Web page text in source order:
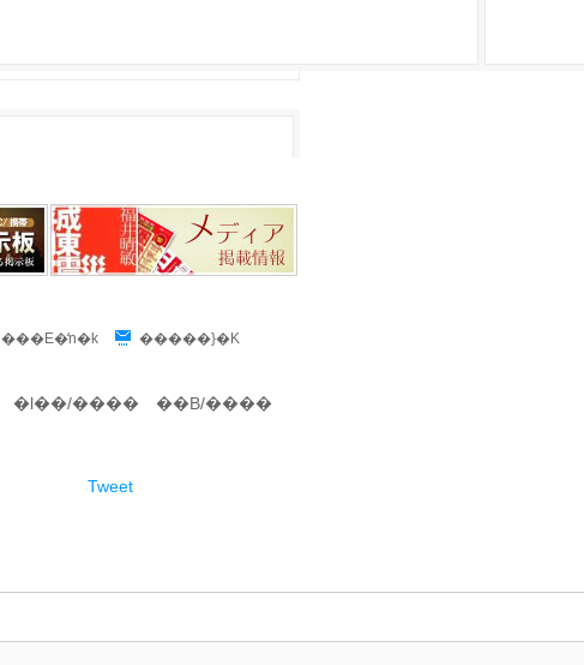
���E�̒n�k
�����}�K
�l��/����
��B/����
Tweet